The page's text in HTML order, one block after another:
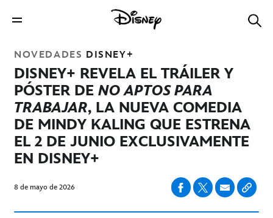
NOVEDADES DISNEY+
DISNEY+ REVELA EL TRÁILER Y
PÓSTER DE NO APTOS PARA
TRABAJAR, LA NUEVA COMEDIA
DE MINDY KALING QUE ESTRENA
EL 2 DE JUNIO EXCLUSIVAMENTE
EN DISNEY+
8 de mayo de 2026